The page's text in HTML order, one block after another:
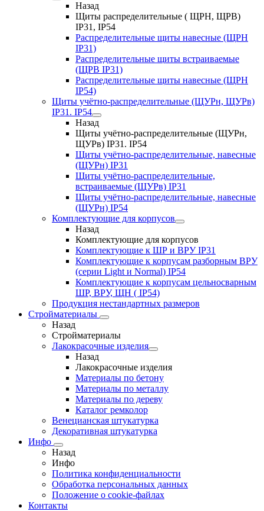
Назад
Щиты распределительные ( ЩРН, ЩРВ)
IP31, IP54
Распределительные щиты навесные (ЩРН
IP31)
Распределительные щиты встраиваемые
(ЩРВ IP31)
Распределительные щиты навесные (ЩРН
IP54)
Щиты учётно-распределительные (ЩУРн, ЩУРв)
IP31. IP54
Назад
Щиты учётно-распределительные (ЩУРн,
ЩУРв) IP31. IP54
Щиты учётно-распределительные, навесные
(ЩУРн) IP31
Щиты учётно-распределительные,
встраиваемые (ЩУРв) IP31
Щиты учётно-распределительные, навесные
(ЩУРн) IP54
Комплектующие для корпусов
Назад
Комплектующие для корпусов
Комплектующие к ШР и ВРУ IP31
Комплектующие к корпусам разборным ВРУ
(серии Light и Normal) IP54
Комплектующие к корпусам цельносварным
ШР, ВРУ, ЩН ( IP54)
Продукция нестандартных размеров
Стройматериалы
Назад
Стройматериалы
Лакокрасочные изделия
Назад
Лакокрасочные изделия
Материалы по бетону
Материалы по металлу
Материалы по дереву
Каталог ремколор
Венецианская штукатурка
Декоративная штукатурка
Инфо
Назад
Инфо
Политика конфиденциальности
Обработка персональных данных
Положение о cookie-файлах
Контакты